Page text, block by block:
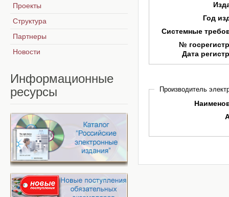
Год
Системные
№
Дата
Производитель
Проекты
Структура
Партнеры
Новости
Информационные
ресурсы